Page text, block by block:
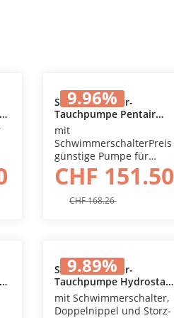
9.96%
In den Warenkorb
Schmutzwasser-
Tauchpumpe Pentair
FP7KV
mit
SchwimmerschalterPreis
günstige Pumpe für
Schmutzwasser. Gehäuse
aus Polypropylen.
CHF 151.50
CHF 168.26
9.89%
In den Warenkorb
Schmutzwasser-
Tauchpumpe Hydrostar
Tiger 200
mit Schwimmerschalter,
Doppelnippel und Storz-